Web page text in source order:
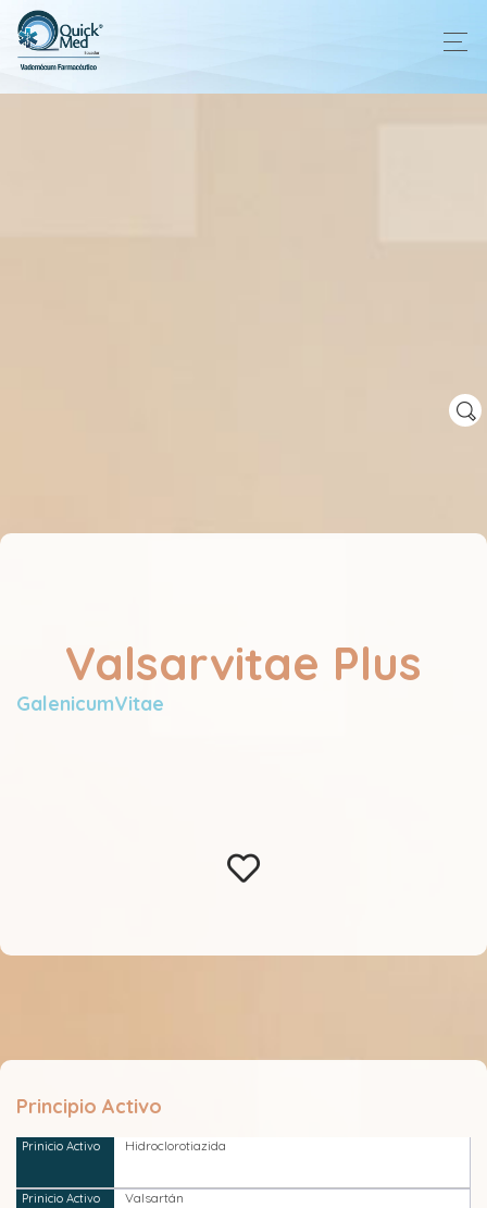
Valsarvitae Plus
GalenicumVitae
Principio Activo
Hidroclorotiazida
Valsartán